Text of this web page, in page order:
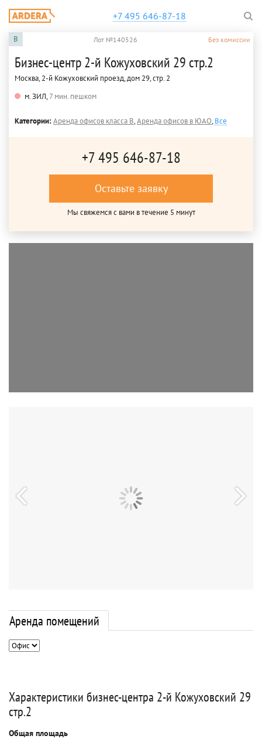
+7 495 646-87-18
B Лот №140526 Без комиссии
Бизнес-центр 2-й Кожуховский 29 стр.2
Москва, 2-й Кожуховский проезд, дом 29, стр. 2
м. ЗИЛ,7 мин. пешком
Категории:Аренда офисов класса B,Аренда офисов в ЮАО,Все
+7 495 646-87-18
Оставьте заявку
Мы свяжемся с вами в течение 5 минут
Аренда помещений
Характеристики бизнес-центра 2-й Кожуховский 29
стр.2
Общая площадь